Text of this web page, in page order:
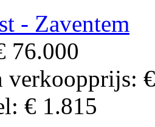
- Zaventem
76.000
verkoopprijs:
€ 1.815